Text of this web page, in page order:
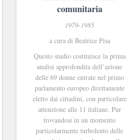
comunitaria
1979-1985
a cura di Beatrice Pisa
Questo studio costituisce la prima
analisi approfondita dell’azione
delle 69 donne entrate nel primo
parlamento europeo direttamente
eletto dai cittadini, con particolare
attenzione alle 11 italiane. Pur
trovandosi in un momento
particolarmente turbolento delle